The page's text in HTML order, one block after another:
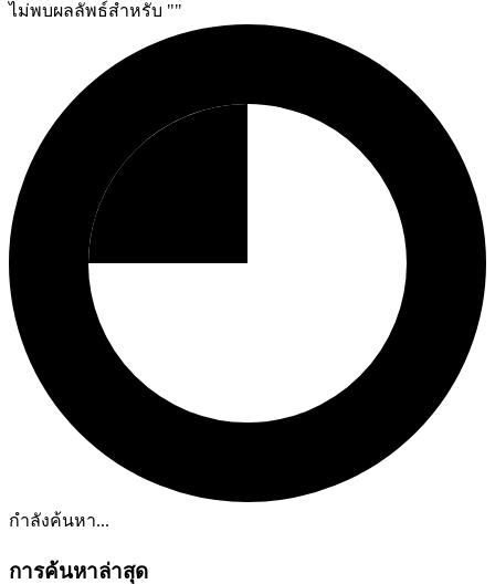
ไม่พบผลลัพธ์สำหรับ ""
กำลังค้นหา...
การค้นหาล่าสุด